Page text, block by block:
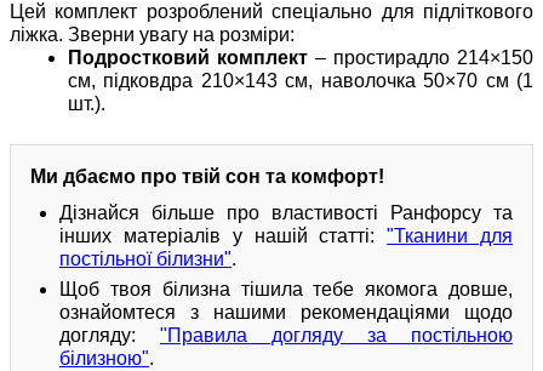
Цей комплект розроблений спеціально для підліткового
ліжка. Зверни увагу на розміри:
Подростковий комплект – простирадло 214×150
см, підковдра 210×143 см, наволочка 50×70 см (1
шт.).
Ми дбаємо про твій сон та комфорт!
Дізнайся більше про властивості Ранфорсу та
інших матеріалів у нашій статті:"Тканини для
постільної білизни".
Щоб твоя білизна тішила тебе якомога довше,
ознайомтеся з нашими рекомендаціями щодо
догляду: "Правила догляду за постільною
білизною".